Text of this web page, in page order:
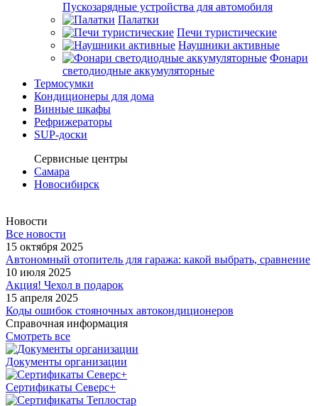
Пускозарядные устройства для автомобиля
Палатки
Печи туристические
Наушники активные
Фонари
светодиодные аккумуляторные
Термосумки
Кондиционеры для дома
Винные шкафы
Рефрижераторы
SUP-доски
Сервисные центры
Самара
Новосибирск
Новости
Все новости
15 октября 2025
Автономный отопитель для гаража: какой выбрать, сравнение
10 июля 2025
Акция! Чехол в подарок
15 апреля 2025
Коды ошибок стояночных автокондиционеров
Справочная информация
Смотреть все
Документы организации
Сертификаты Северс+